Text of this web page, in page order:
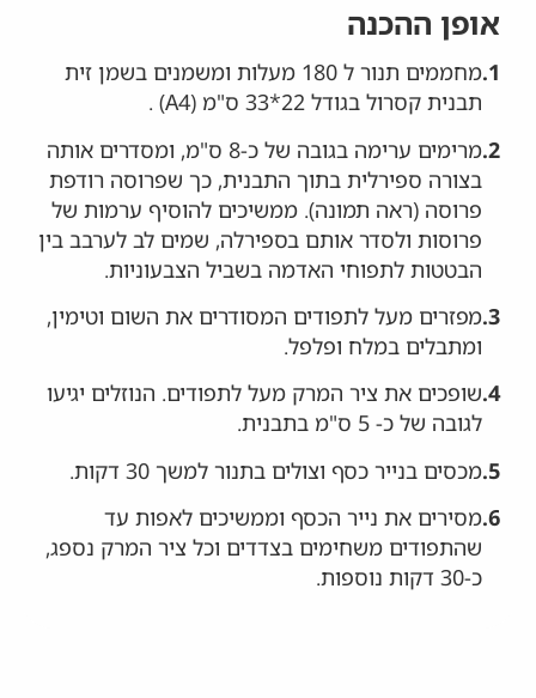
אופן ההכנה
1.
מחממים תנור ל 180 מעלות ומשמנים בשמן זית
תבנית קסרול בגודל 22*33 ס"מ (A4) .
2.
מרימים ערימה בגובה של כ-8 ס"מ, ומסדרים אותה
בצורה ספירלית בתוך התבנית, כך שפרוסה רודפת
פרוסה (ראה תמונה). ממשיכים להוסיף ערמות של
פרוסות ולסדר אותם בספירלה, שמים לב לערבב בין
הבטטות לתפוחי האדמה בשביל הצבעוניות.
3. מפזרים מעל לתפודים המסודרים את השום וטימין,
ומתבלים במלח ופלפל.
4. שופכים את ציר המרק מעל לתפודים. הנוזלים יגיעו
לגובה של כ- 5 ס"מ בתבנית.
5. מכסים בנייר כסף וצולים בתנור למשך 30 דקות.
6. מסירים את נייר הכסף וממשיכים לאפות עד
שהתפודים משחימים בצדדים וכל ציר המרק נספג,
כ-30 דקות נוספות.